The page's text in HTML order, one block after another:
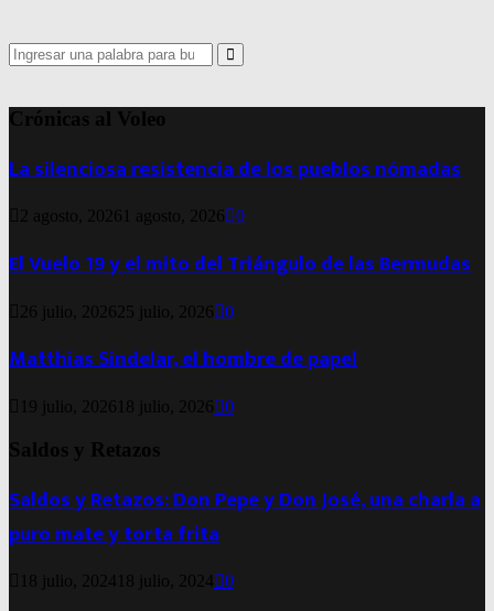
Search
for:
Search
Crónicas al Voleo
La silenciosa resistencia de los pueblos nómadas
2 agosto, 2026 1 agosto, 2026 0
El Vuelo 19 y el mito del Triángulo de las Bermudas
26 julio, 2026 25 julio, 2026 0
Matthias Sindelar, el hombre de papel
19 julio, 2026 18 julio, 2026 0
Saldos y Retazos
Saldos y Retazos: Don Pepe y Don José, una charla a
puro mate y torta frita
18 julio, 2024 18 julio, 2024 0